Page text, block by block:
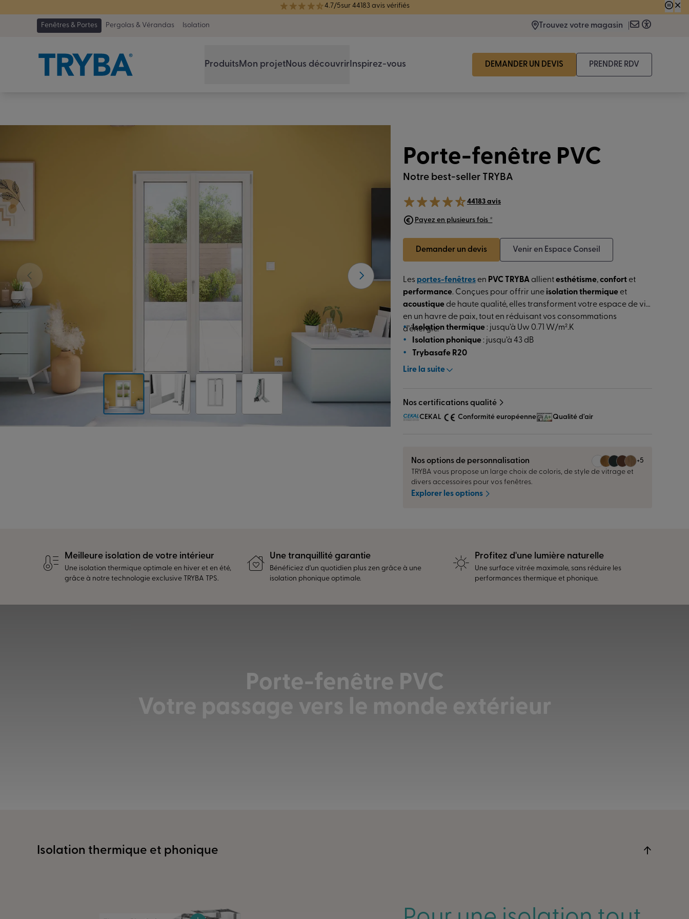
TRYBA a été réélue Meilleure Enseigne de Menuiserie de l'année pour la 7ème année consécutive.
Fenêtres & Portes Pergolas & Vérandas Isolation Trouvez votre magasin
ProduitsMon projetNous découvrirInspirez-vous DEMANDER UN DEVIS PRENDRE RDV
Porte-fenêtre PVC
Notre best-seller TRYBA
44183 avis
Payez en plusieurs fois *
Demander un devis Venir en Espace Conseil
Les portes-fenêtres en PVC TRYBA allientesthétisme,confort et
performance. Conçues pour offrir une isolation thermique et
acoustique de haute qualité, elles transforment votre espace de vie
en un havre de paix, tout en réduisant vos consommations
d’énergie.
Isolation thermique : jusqu’à Uw 0.71 W/m².K
Isolation phonique : jusqu’à 43 dB
Trybasafe R20
Lire la suite
Nos certifications qualité
CEKAL Conformité européenne Qualité d'air
Nos options de personnalisation
+5
TRYBA vous propose un large choix de coloris, de style de vitrage et
divers accessoires pour vos fenêtres.
Explorer les options
Meilleure isolation de votre intérieur
Une isolation thermique optimale en hiver et en été,
grâce à notre technologie exclusive TRYBA TPS.
Une tranquillité garantie
Bénéficiez d'un quotidien plus zen grâce à une
isolation phonique optimale.
Profitez d'une lumière naturelle
Une surface vitrée maximale, sans réduire les
performances thermique et phonique.
Porte-fenêtre PVC
Votre passage vers le monde extérieur
Isolation thermique et phonique